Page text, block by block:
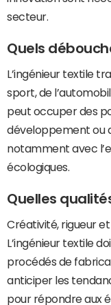
secteur.
Quels
L’ingénieur textile
sport, de
peut occuper des
développement ou
notamment avec
écologiques.
Quelles
Créativité, rigueur et
L’ingénieur textile
procédés de
anticiper les
pour répondre aux